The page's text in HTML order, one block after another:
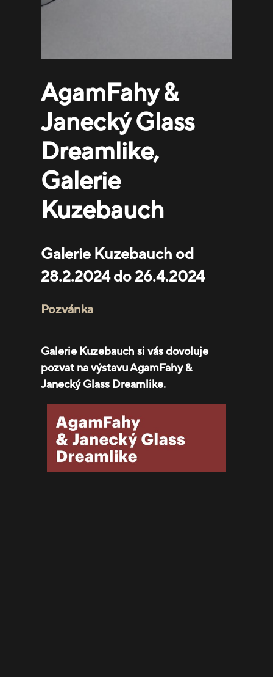
AgamFahy &
Janecký Glass
Dreamlike,
Galerie
Kuzebauch
Galerie Kuzebauch od
28.2.2024 do 26.4.2024
Pozvánka
Galerie Kuzebauch si vás dovoluje
pozvat na výstavu AgamFahy &
Janecký Glass Dreamlike.